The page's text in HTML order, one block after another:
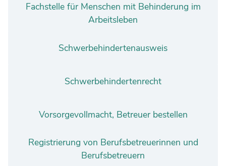
Fachstelle für Menschen mit Behinderung im
Arbeitsleben
Schwerbehindertenausweis
Schwerbehindertenrecht
Vorsorgevollmacht, Betreuer bestellen
Registrierung von Berufsbetreuerinnen und
Berufsbetreuern